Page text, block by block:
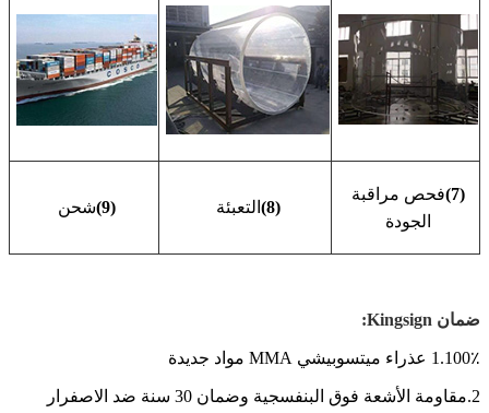
(7)
فحص مراقبة
الجودة
(8) التعبئة (9) شحن
ضمان Kingsign:
1.100٪ عذراء ميتسوبيشي MMA مواد جديدة
2.مقاومة الأشعة فوق البنفسجية وضمان 30 سنة ضد الاصفرار